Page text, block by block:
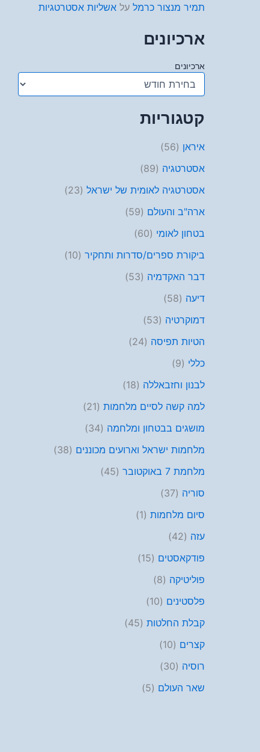
תמיר מנצור כרמל על אשליות אסטרטגיות
ארכיונים
ארכיונים
קטגוריות
איראן (56)
אסטרטגיה (89)
אסטרטגיה לאומית של ישראל (23)
ארה"ב והעולם (59)
בטחון לאומי (60)
ביקורת ספרים/סדרות ותחקיר (10)
דבר האקדמיה (53)
דיעה (58)
דמוקרטיה (53)
הטיות תפיסה (24)
כללי (9)
לבנון וחזבאללה (18)
למה קשה לסיים מלחמות (21)
מושגים בבטחון ומלחמה (34)
מלחמות ישראל וארועים מכוננים (38)
מלחמת 7 באוקטובר
(45)
סוריה (37)
סיום מלחמות (1)
עזה (42)
פודקאסטים (15)
פוליטיקה (8)
פלסטינים (10)
קבלת החלטות (45)
קצרים (10)
רוסיה (30)
שאר העולם (5)